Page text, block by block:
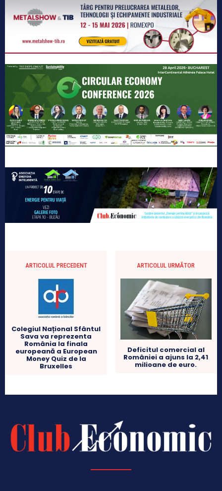
ARTICOLUL PRECEDENT
Colegiul Național Sfântul
Sava va reprezenta
România la finala
europeană a European
Money Quiz de la
Bruxelles
ARTICOLUL URMĂTOR
Deficitul comercial al
României a ajuns la 2,41
milioane de euro.